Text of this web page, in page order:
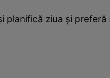
ziua și